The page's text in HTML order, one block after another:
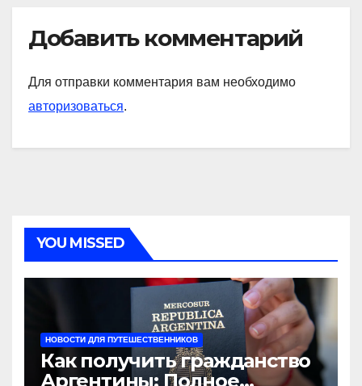
Добавить комментарий
Для отправки комментария вам необходимо
авторизоваться.
YOU MISSED
НОВОСТИ ДЛЯ ПУТЕШЕСТВЕННИКОВ
Как получить гражданство
Аргентины: Полное